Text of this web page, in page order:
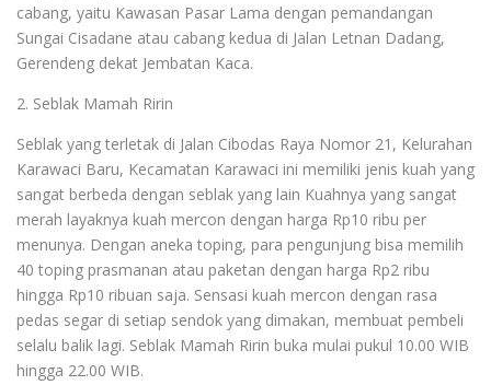
cabang, yaitu Kawasan Pasar Lama dengan pemandangan
Sungai Cisadane atau cabang kedua di Jalan Letnan Dadang,
Gerendeng dekat Jembatan Kaca.
2.⁠ ⁠Seblak Mamah Ririn
Seblak yang terletak di Jalan Cibodas Raya Nomor 21, Kelurahan
Karawaci Baru, Kecamatan Karawaci ini memiliki jenis kuah yang
sangat berbeda dengan seblak yang lain Kuahnya yang sangat
merah layaknya kuah mercon dengan harga Rp10 ribu per
menunya. Dengan aneka toping, para pengunjung bisa memilih
40 toping prasmanan atau paketan dengan harga Rp2 ribu
hingga Rp10 ribuan saja. Sensasi kuah mercon dengan rasa
pedas segar di setiap sendok yang dimakan, membuat pembeli
selalu balik lagi. Seblak Mamah Ririn buka mulai pukul 10.00 WIB
hingga 22.00 WIB.